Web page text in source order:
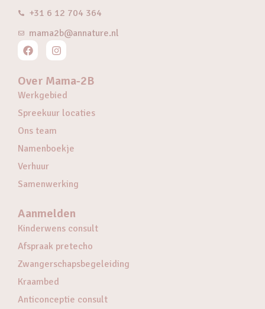
+31 6 12 704 364
mama2b@annature.nl
Over Mama-2B
Werkgebied
Spreekuur locaties
Ons team
Namenboekje
Verhuur
Samenwerking
Aanmelden
Kinderwens consult
Afspraak pretecho
Zwangerschapsbegeleiding
Kraambed
Anticonceptie consult